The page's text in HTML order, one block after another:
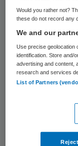
Van Rijn
Zorggroepen
na zijn
VWS.
Would you rather not?
these do not record any
We and our
Use precise geolocation
identification. Store and/
advertising and content,
research and services
List of Partners